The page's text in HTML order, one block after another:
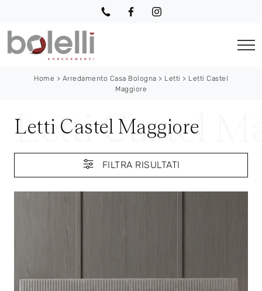
Home > Arredamento Casa Bologna > Letti > Letti Castel
Maggiore
Letti Castel Maggiore
FILTRA RISULTATI